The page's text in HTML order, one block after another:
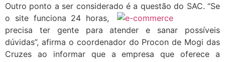
Outro ponto a ser considerado é a questão do SAC. “Se
o site funciona 24 horas,
precisa ter gente para atender e sanar possíveis
dúvidas”, afirma o coordenador do Procon de Mogi das
Cruzes ao informar que a empresa que oferece a